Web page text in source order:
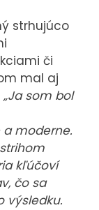
strhujúco
či
mal aj
„Ja som bol
moderne.
kľúčoví
čo sa
výsledku.